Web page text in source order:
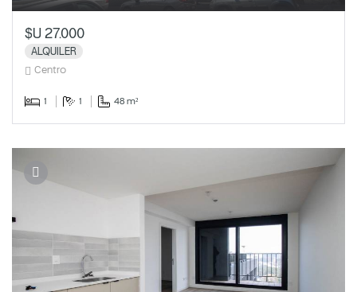
$U 27.000
ALQUILER
Centro
1 1 48 m²